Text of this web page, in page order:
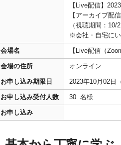
【Live配信】
【アーカイブ配
（視聴期間：10/
※会社・自宅に
会場名 【Live配信（
会場の住所 オンライン
お申し込み期限日 2023年10月02日
お申し込み受付人数 30 名様
お申し込み